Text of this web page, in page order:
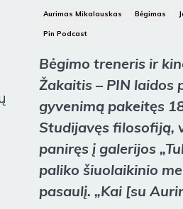
Aurimas Mikalauskas Bėgimas
Pin Podcast
Bėgimo treneris ir
Žakaitis – PIN laidos
gyvenimą pakeitęs
Studijavęs filosofiją,
paniręs į galerijos
paliko šiuolaikinio
pasaulį. „Kai [su